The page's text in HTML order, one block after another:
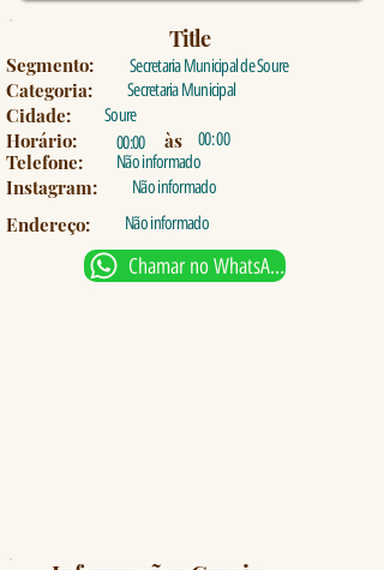
Title
Segmento: Secretaria Municipal de Soure
Categoria: Secretaria Municipal
Cidade: Soure
Horário: 00:00 às 00: 00
Telefone: Não informado
Instagram: Não informado
Endereço: Não informado
Chamar no WhatsApp